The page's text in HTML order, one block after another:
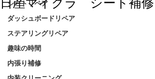
シートリペア
ダッシュボードリペア
ステアリングリペア
趣味の時間
内張り補修
日産マイクラ シート補修